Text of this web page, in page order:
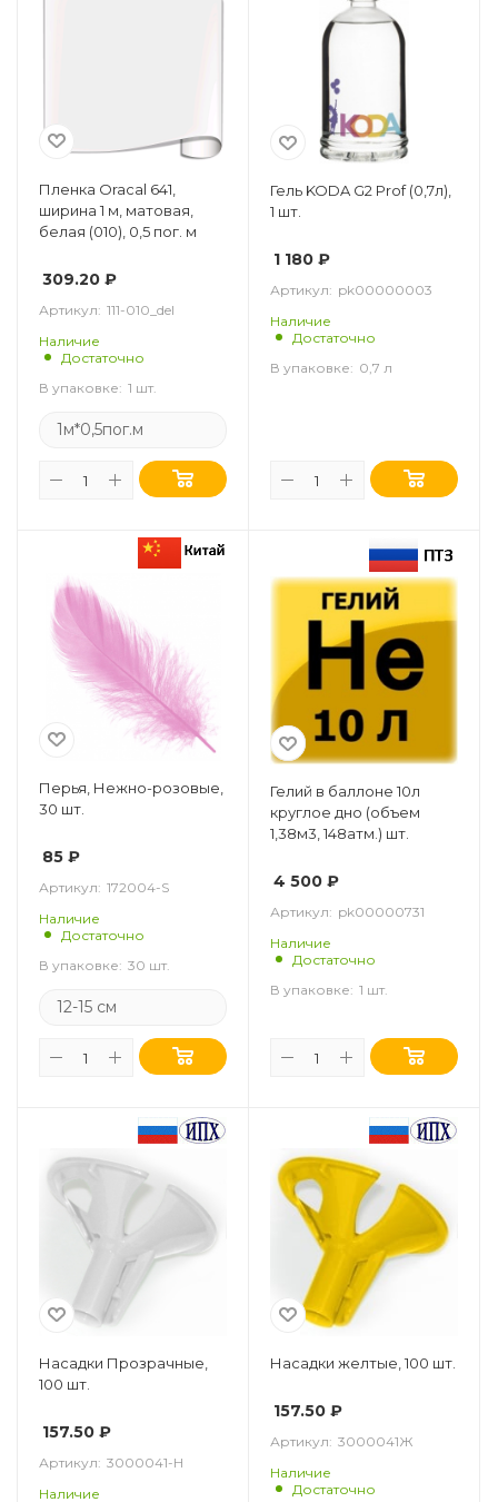
Пленка Oracal 641,
ширина 1 м, матовая,
белая (010), 0,5 пог. м
309.20 ₽
Артикул: 111-010_del
Наличие
Достаточно
В упаковке: 1 шт.
1м*0,5пог.м
Гель KODA G2 Prof (0,7л),
1 шт.
1 180 ₽
Артикул: pk00000003
Наличие
Достаточно
В упаковке: 0,7 л
Перья, Нежно-розовые,
30 шт.
85 ₽
Артикул: 172004-S
Наличие
Достаточно
В упаковке: 30 шт.
12-15 см
Гелий в баллоне 10л
круглое дно (объем
1,38м3, 148атм.) шт.
4 500 ₽
Артикул: pk00000731
Наличие
Достаточно
В упаковке: 1 шт.
Насадки Прозрачные,
100 шт.
157.50 ₽
Артикул: 3000041-Н
Наличие
Насадки желтые, 100 шт.
157.50 ₽
Артикул: 3000041Ж
Наличие
Достаточно